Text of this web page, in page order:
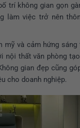
trí không gian gọn
làm việc trở nên
mỹ và cảm hứng sáng
nội thất văn phòng
gian đẹp cũng
cho doanh nghiệp.